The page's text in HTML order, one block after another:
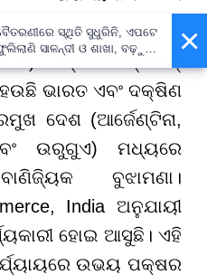
ପ୍ରିଫରେନ୍ସିଆଲ୍
ଭାରତ ଏବଂ ଦକ୍ଷିଣ
ଦେଶ (ଆର୍ଜେଣ୍ଟିନା,
ଉରୁଗୁଏ) ମଧ୍ୟରେ
ବୁଝାମଣା।
India ଅନୁଯାୟୀ
ହୋଇ ଆସୁଛି। ଏହି
ଉଭୟ ପକ୍ଷର
×
ସ୍ଥିତି ସୁଧୁରିନି, ଏପଟେ
ସାଳନ୍ଦୀ ଓ ଶାଖା, ବଢ଼ୁଛି